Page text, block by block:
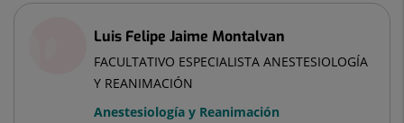
Luis Felipe Jaime Montalvan
FACULTATIVO ESPECIALISTA ANESTESIOLOGÍA
Y REANIMACIÓN
Anestesiología y Reanimación